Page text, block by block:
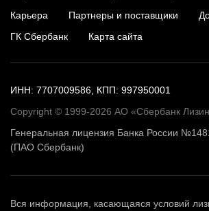
Карьера
Партнеры и поставщики
ГК Сбербанк
Карта сайта
ИНН: 7707009586, КПП: 997950001
Copyright © 1999-2026 АО «Сбербанк
Генеральная лицензия Банка России
(ПАО Сбербанк)
Вся информация, касающаяся условий